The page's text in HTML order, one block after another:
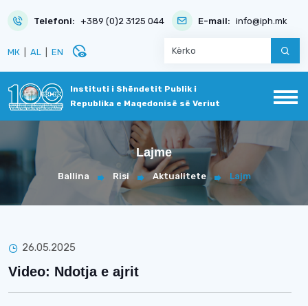
Telefoni: +389 (0)2 3125 044 E-mail: info@iph.mk
МК AL EN disabled_visible
Instituti i Shëndetit Publik i
Republika e Maqedonisë së Veriut
Lajme
Ballina Risi Aktualitete Lajm
26.05.2025
Video: Ndotja e ajrit